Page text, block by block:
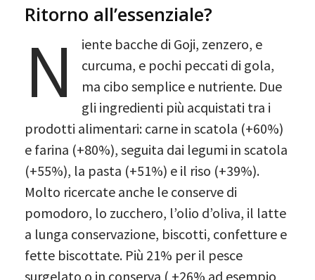
Ritorno all’essenziale?
N
iente bacche di Goji, zenzero, e
curcuma, e pochi peccati di gola,
ma cibo semplice e nutriente. Due
gli ingredienti più acquistati tra i
prodotti alimentari: carne in scatola (+60%)
e farina (+80%), seguita dai legumi in scatola
(+55%), la pasta (+51%) e il riso (+39%).
Molto ricercate anche le conserve di
pomodoro, lo zucchero, l’olio d’oliva, il latte
a lunga conservazione, biscotti, confetture e
fette biscottate. Più 21% per il pesce
surgelato o in conserva ( +26% ad esempio